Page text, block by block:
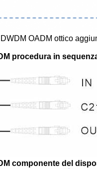
OADM ottico
procedura in
componente del